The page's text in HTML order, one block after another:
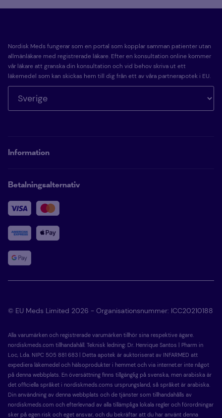
Nordisk Meds fungerar som en portal som kopplar samman patienter utan
allmänläkare med registrerade läkare. Efter en konsultation online kommer
vår läkare att granska din konsultation och vid behov skriva ut ett
läkemedel som kan skickas hem till dig från ett av våra partnerapotek i EU.
Information
Betalningsalternativ
© EU Meds Limited 2026 - Organisationsnummer: ICC20210188
Alla varumärken och registrerade varumärken tillhör sina respektive ägare.
nordiskmeds.com tillhandahåll. Teknisk ledning: Dr. Henrique Santos | Pharm in
Loc, Lda. NIPC 505 881 683 | Detta apotek är auktoriserat av INFARMED att
expediera läkemedel och hälsoprodukter i hemmet och via internet.er inte något
på denna webbplats. En översättning finns tillgänglig på svenska, men arabiska är
det officiella språket i nordiskmeds.coms ursprungsland, så språket är arabiska.
Din användning av denna webbplats och de tjänster som tillhandahålls av
nordiskmeds.com och efterlevnad av alla tillämpliga lokala regler och förordningar
sker på egen risk och eget ansvar, och du bekräftar att du har använt denna